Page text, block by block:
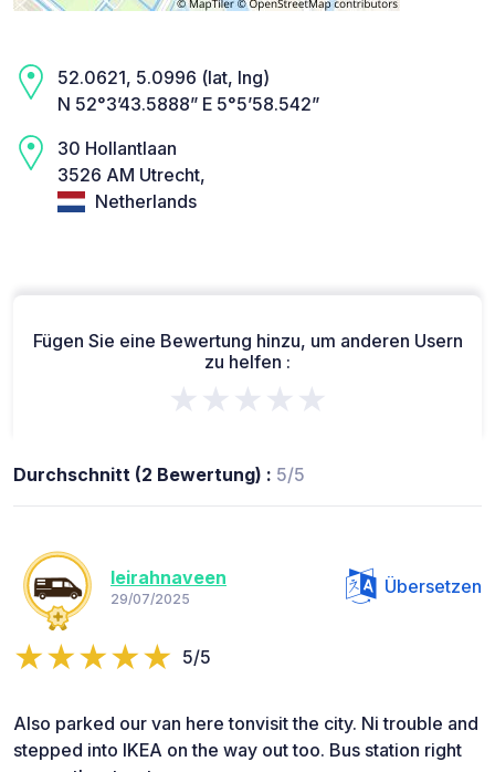
52.0621, 5.0996 (lat, lng)
N 52°3’43.5888” E 5°5’58.542”
30 Hollantlaan
3526 AM Utrecht,
Netherlands
Fügen Sie eine Bewertung hinzu, um anderen Usern
zu helfen :
★★★★★
Durchschnitt (2 Bewertung) : 5/5
leirahnaveen
29/07/2025
Übersetzen
5/5
Also parked our van here tonvisit the city. Ni trouble and
stepped into IKEA on the way out too. Bus station right